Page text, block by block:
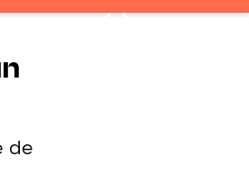
de